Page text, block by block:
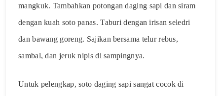
mangkuk. Tambahkan potongan daging sapi dan siram
dengan kuah soto panas. Taburi dengan irisan seledri
dan bawang goreng. Sajikan bersama telur rebus,
sambal, dan jeruk nipis di sampingnya.
Untuk pelengkap, soto daging sapi sangat cocok di